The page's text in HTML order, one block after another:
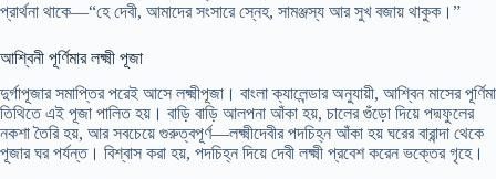
প্রার্থনা থাকে—“হে দেবী, আমাদের সংসারে স্নেহ, সামঞ্জস্য আর সুখ বজায় থাকুক।”
আশ্বিনী পূর্ণিমার লক্ষ্মী পূজা
দুর্গাপূজার সমাপ্তির পরেই আসে লক্ষ্মীপূজা। বাংলা ক্যালেন্ডার অনুযায়ী, আশ্বিন মাসের পূর্ণিমা
তিথিতে এই পূজা পালিত হয়। বাড়ি বাড়ি আলপনা আঁকা হয়, চালের গুঁড়ো দিয়ে পদ্মফুলের
নকশা তৈরি হয়, আর সবচেয়ে গুরুত্বপূর্ণ—লক্ষ্মীদেবীর পদচিহ্ন আঁকা হয় ঘরের বারান্দা থেকে
পূজার ঘর পর্যন্ত। বিশ্বাস করা হয়, পদচিহ্ন দিয়ে দেবী লক্ষ্মী প্রবেশ করেন ভক্তের গৃহে।